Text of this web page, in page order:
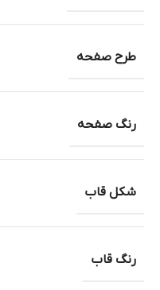
طرح صفحه
رنگ صفحه
شکل قاب
رنگ قاب